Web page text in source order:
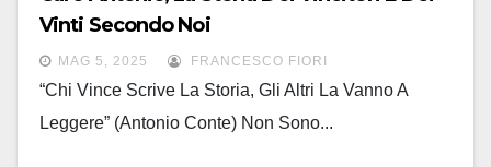
Vinti Secondo Noi
MAG 5, 2025 FRANCESCO FIORI
“Chi Vince Scrive La Storia, Gli Altri La Vanno A
Leggere” (Antonio Conte) Non Sono...